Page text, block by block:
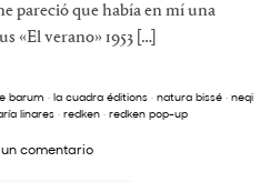
pareció que había en mí una
«El verano» 1953 […]
barum · la cuadra éditions· natura bissé· neqi
linares · redken · redken pop-up
comentario